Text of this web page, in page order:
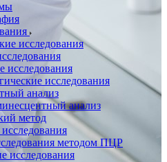
исследования
исследования
исследования
анализ
анализ
метод
методом ПЦР
исследования